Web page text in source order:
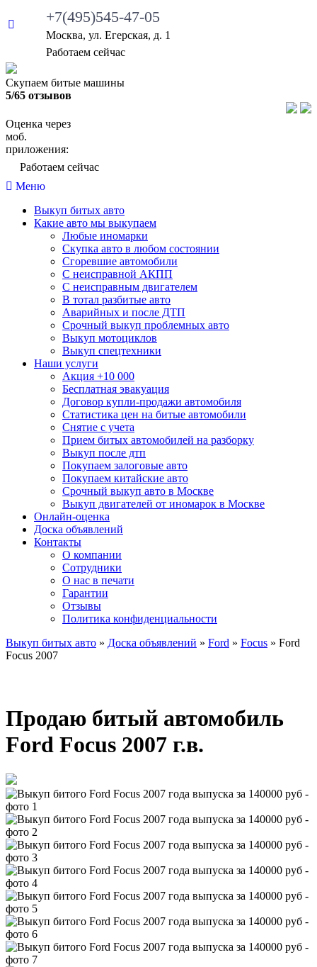
+7(495)545-47-05
Москва, ул. Егерская, д. 1
Работаем сейчас
Скупаем битые машины
5/65 отзывов
Оценка через
моб.
приложения:
Работаем сейчас
Меню
Выкуп битых авто
Какие авто мы выкупаем
Любые иномарки
Скупка авто в любом состоянии
Сгоревшие автомобили
С неисправной АКПП
С неисправным двигателем
В тотал разбитые авто
Аварийных и после ДТП
Срочный выкуп проблемных авто
Выкуп мотоциклов
Выкуп спецтехники
Наши услуги
Акция +10 000
Бесплатная эвакуация
Договор купли-продажи автомобиля
Статистика цен на битые автомобили
Снятие с учета
Прием битых автомобилей на разборку
Выкуп после дтп
Покупаем залоговые авто
Покупаем китайские авто
Срочный выкуп авто в Москве
Выкуп двигателей от иномарок в Москве
Онлайн-оценка
Доска объявлений
Контакты
О компании
Сотрудники
О нас в печати
Гарантии
Отзывы
Политика конфиденциальности
Выкуп битых авто » Доска объявлений » Ford » Focus » Ford
Focus 2007
Продаю битый автомобиль
Ford Focus 2007 г.в.